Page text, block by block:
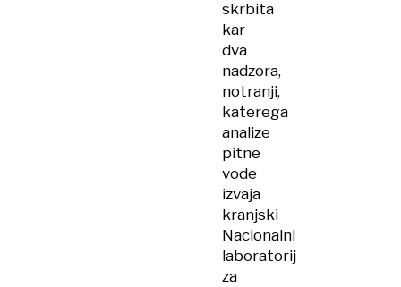
skrbita
kar
dva
nadzora,
notranji,
katerega
analize
pitne
vode
izvaja
kranjski
Nacionalni
laboratorij
za